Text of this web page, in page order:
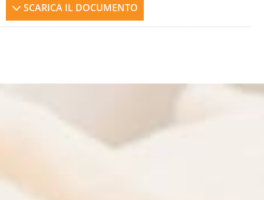
SCARICA IL DOCUMENTO